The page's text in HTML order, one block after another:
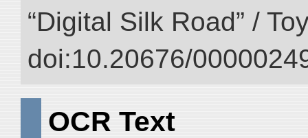
“Digital Silk Road” /
doi:10.20676/
OCR Text